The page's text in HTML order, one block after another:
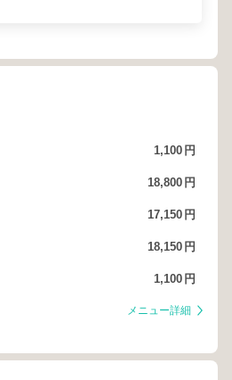
1,100 円
18,800 円
17,150 円
18,150 円
1,100 円
メニュー詳細